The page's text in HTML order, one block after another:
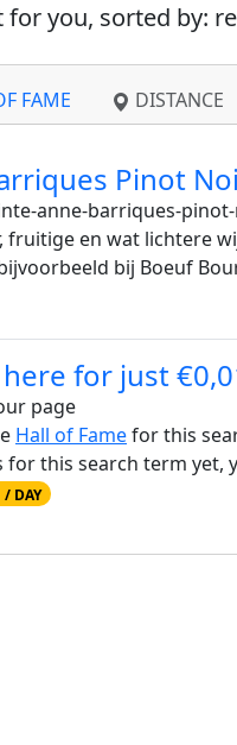
for you, sorted by:
FAME DISTANCE
Pinot
anne-barriques-
fruitige en wat lichtere
bij Boeuf
for just
page
Hall of Famefor this
for this search term yet,
/ DAY